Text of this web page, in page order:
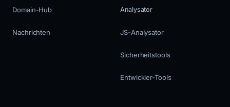
Domain-Hub
Nachrichten
Analysator
JS-Analysator
Sicherheitstools
Entwickler-Tools